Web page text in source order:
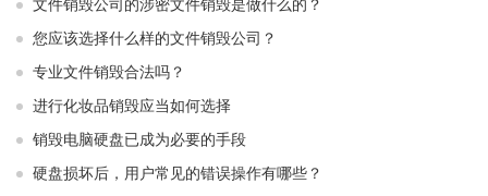
文件销毁公司的涉密文件销毁是做什么的？
您应该选择什么样的文件销毁公司？
专业文件销毁合法吗？
进行化妆品销毁应当如何选择
销毁电脑硬盘已成为必要的手段
硬盘损坏后，用户常见的错误操作有哪些？